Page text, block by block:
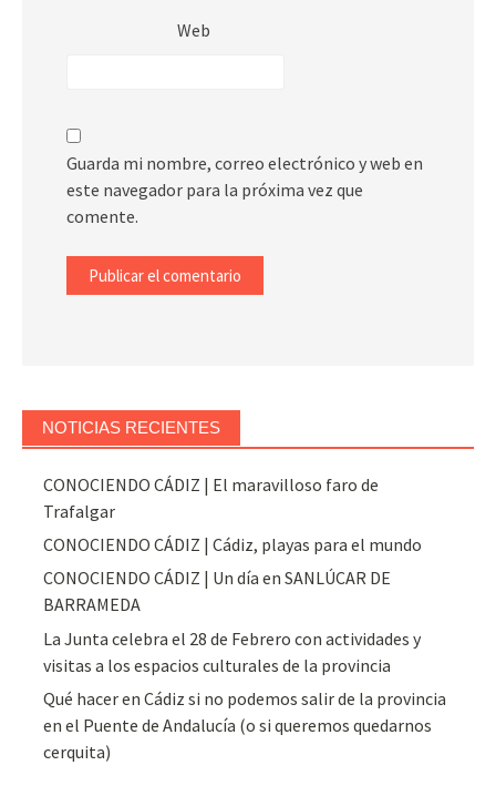
Web
Guarda mi nombre, correo electrónico y web en
este navegador para la próxima vez que
comente.
NOTICIAS RECIENTES
CONOCIENDO CÁDIZ | El maravilloso faro de
Trafalgar
CONOCIENDO CÁDIZ | Cádiz, playas para el mundo
CONOCIENDO CÁDIZ | Un día en SANLÚCAR DE
BARRAMEDA
La Junta celebra el 28 de Febrero con actividades y
visitas a los espacios culturales de la provincia
Qué hacer en Cádiz si no podemos salir de la provincia
en el Puente de Andalucía (o si queremos quedarnos
cerquita)